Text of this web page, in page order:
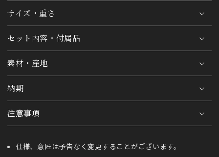
サイズ・重さ
セット内容・付属品
素材・産地
納期
注意事項
仕様、意匠は予告なく変更することがございます。